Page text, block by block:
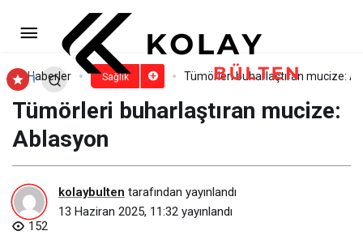
Haberler Sağlık Tümörleri buharlaştıran mucize:
Tümörleri buharlaştıran mucize:
Ablasyon
kolaybulten tarafından yayınlandı
13 Haziran 2025, 11:32 yayınlandı
152
Doç. Dr. Elif Ulu, “Sınav stresini
yönetmede ailelerin desteği çok önemli”
Yorum Yap Paylaş